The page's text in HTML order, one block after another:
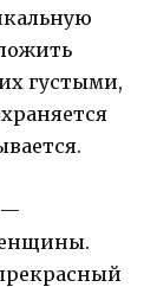
густыми,
—